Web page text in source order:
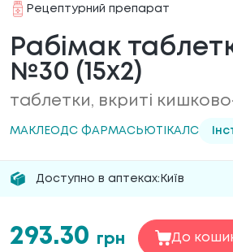
Рецептурний препарат
Рабімак
№30 (15х2)
таблетки, вкриті
МАКЛЕОДС ФАРМАСЬЮТІКАЛС
Доступно в аптеках: Київ
293.30 грн До